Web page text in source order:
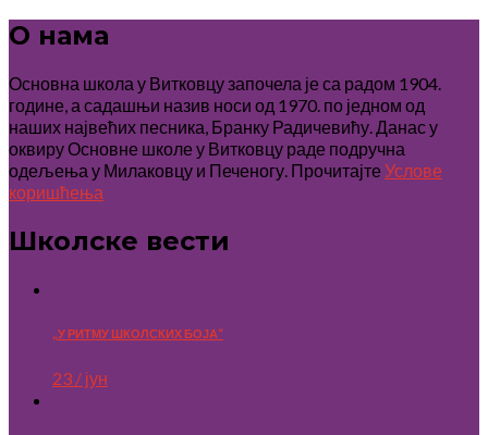
О нама
Основна школа у Витковцу започела је са радом 1904.
године, а садашњи назив носи од 1970. по једном од
наших највећих песника, Бранку Радичевићу. Данас у
оквиру Основне школе у Витковцу раде подручна
одељења у Милаковцу и Печеногу. Прочитајте Услове
коришћења
Школске вести
„У РИТМУ ШКОЛСКИХ БОЈА“
23 / јун